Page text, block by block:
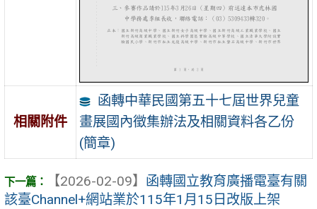
相關附件
函轉中華民國第五十七屆世界兒童
畫展國內徵集辦法及相關資料各乙份
(簡章)
【2026-02-09】 函轉國立教育廣播電臺有關
該臺Channel+網站業於115年1月15日改版上架